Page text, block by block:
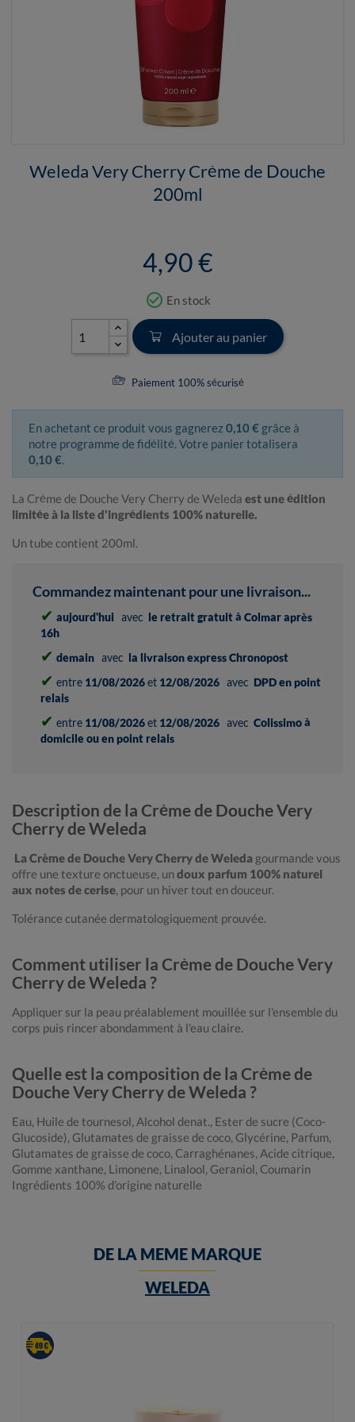
Weleda Very Cherry Crème de Douche
200ml
4,90 €
check_circle_outline En stock
Ajouter au panier
Paiement 100% sécurisé
En achetant ce produit vous gagnerez0,10 € grâce à
notre programme de fidélité. Votre panier totalisera
0,10 €.
La Crème de Douche Very Cherry de Weleda est une édition
limitée à la liste d'ingrédients 100% naturelle.
Un tube contient 200ml.
Commandez maintenant pour une livraison...
✔ aujourd'hui avec le retrait gratuit à Colmar après
16h
✔ demain avec la livraison express Chronopost
✔ entre 11/08/2026et 12/08/2026 avec DPD en point
relais
✔ entre 11/08/2026et 12/08/2026 avec Colissimo à
domicile ou en point relais
Description de la Crème de Douche Very
Cherry de Weleda
La Crème de Douche Very Cherry de Weleda gourmande vous
offre une texture onctueuse, undoux parfum 100% naturel
aux notes de cerise, pour un hiver tout en douceur.
Tolérance cutanée dermatologiquement prouvée.
Comment utiliser la Crème de Douche Very
Cherry de Weleda ?
Appliquer sur la peau préalablement mouillée sur l'ensemble du
corps puis rincer abondamment à l'eau claire.
Quelle est la composition de la Crème de
Douche Very Cherry de Weleda ?
Eau, Huile de tournesol, Alcohol denat., Ester de sucre (Coco-
Glucoside), Glutamates de graisse de coco, Glycérine, Parfum,
Glutamates de graisse de coco, Carraghénanes, Acide citrique,
Gomme xanthane, Limonene, Linalool, Geraniol, Coumarin
Ingrédients 100% d’origine naturelle
DE LA MEME MARQUE
WELEDA